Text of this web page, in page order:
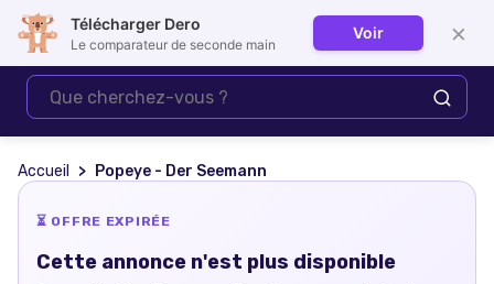
Se connecter
Accueil Popeye - Der Seemann
⏳ OFFRE EXPIRÉE
Cette annonce n'est plus disponible
Télécharger Dero
Le comparateur de seconde main
Voir ×